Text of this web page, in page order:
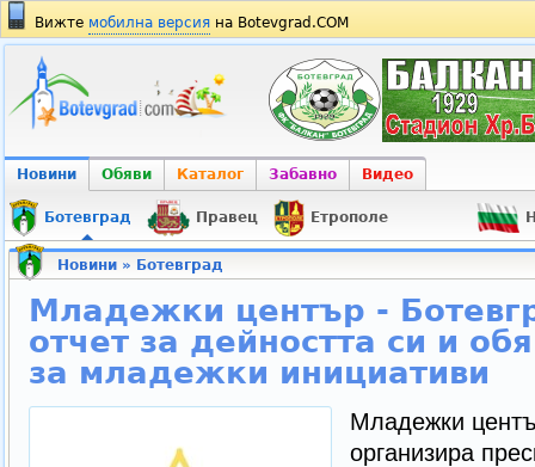
Вижте мобилна версия на Botevgrad.COM
Новини Обяви Каталог Забавно Видео
Ботевград Правец Етрополе
Новини» Ботевград
Младежки център -
отчет за дейността си и
за младежки инициативи
Младежки
организира